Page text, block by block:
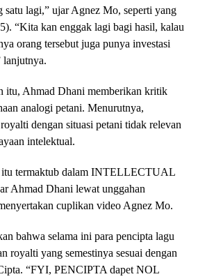
satu lagi,” ujar Agnez Mo, seperti yang
“Kita kan enggak lagi bagi hasil, kalau
orang tersebut juga punya investasi
lanjutnya.
itu, Ahmad Dhani memberikan kritik
analogi petani. Menurutnya,
dengan situasi petani tidak relevan
intelektual.
itu termaktub dalam INTELLECTUAL
Ahmad Dhani lewat unggahan
cuplikan video Agnez Mo.
bahwa selama ini para pencipta lagu
royalti yang semestinya sesuai dengan
“FYI, PENCIPTA dapet NOL